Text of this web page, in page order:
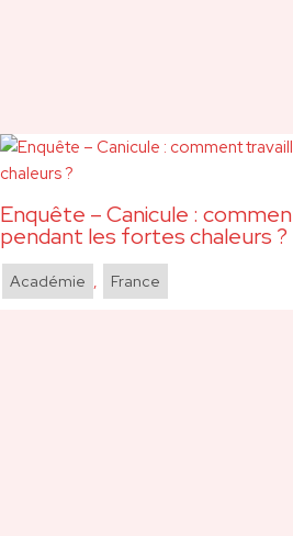
Enquête – Canicule :
pendant les fortes chaleurs ?
Académie , France